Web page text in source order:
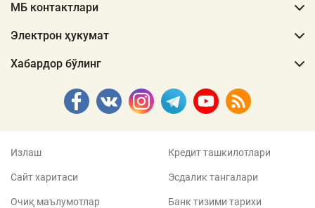
МБ контактлари
Электрон ҳукумат
Хабардор бўлинг
Излаш
Сайт харитаси
Очиқ маълумотлар
Кредит ташкилотлари
Эсдалик тангалари
Банк тизими тарихи